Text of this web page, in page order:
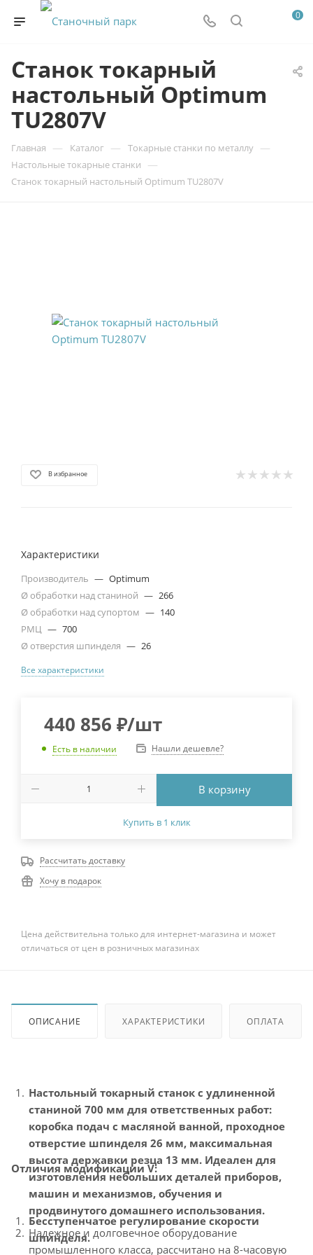
0
Станок токарный
настольный Optimum
TU2807V
Главная — Каталог — Токарные станки по металлу —
Настольные токарные станки —
Станок токарный настольный Optimum TU2807V
В избранное
Характеристики
Производитель — Optimum
Ø обработки над станиной — 266
Ø обработки над супортом — 140
РМЦ — 700
Ø отверстия шпинделя — 26
Все характеристики
440 856 ₽/шт
Есть в наличии Нашли дешевле?
В корзину
Купить в 1 клик
Рассчитать доставку
Хочу в подарок
Цена действительна только для интернет-магазина и может
отличаться от цен в розничных магазинах
ОПИСАНИЕ ХАРАКТЕРИСТИКИ ОПЛАТА
Настольный токарный станок с удлиненной
станиной 700 мм для ответственных работ:
коробка подач с масляной ванной, проходное
отверстие шпинделя 26 мм, максимальная
высота державки резца 13 мм. Идеален для
изготовления небольших деталей приборов,
машин и механизмов, обучения и
продвинутого домашнего использования.
Надежное и долговечное оборудование
промышленного класса, рассчитано на 8-часовую
Отличия модификации V:
Бесступенчатое регулирование скорости
шпинделя.